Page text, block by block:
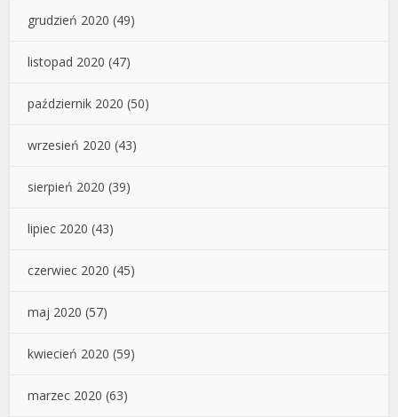
grudzień 2020 (49)
listopad 2020 (47)
październik 2020 (50)
wrzesień 2020 (43)
sierpień 2020 (39)
lipiec 2020 (43)
czerwiec 2020 (45)
maj 2020 (57)
kwiecień 2020 (59)
marzec 2020 (63)